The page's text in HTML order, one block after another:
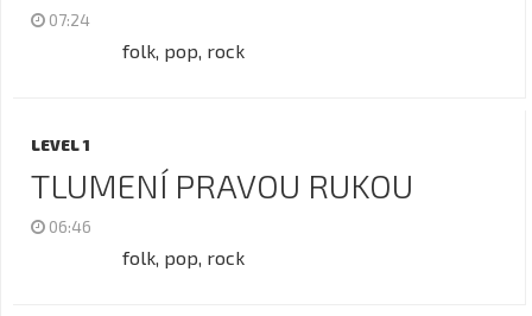
07:24
folk, pop, rock
LEVEL 1
TLUMENÍ PRAVOU RUKOU
06:46
folk, pop, rock